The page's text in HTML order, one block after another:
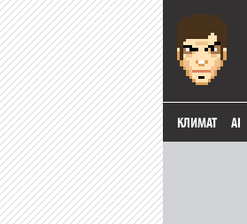
КЛИМАТ AI